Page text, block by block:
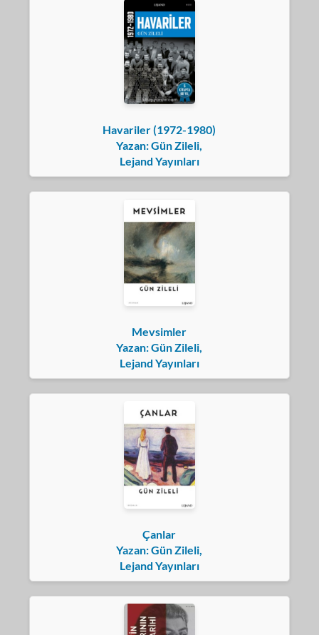
Havariler (1972-1980)
Yazan: Gün Zileli,
Lejand Yayınları
Mevsimler
Yazan: Gün Zileli,
Lejand Yayınları
Çanlar
Yazan: Gün Zileli,
Lejand Yayınları